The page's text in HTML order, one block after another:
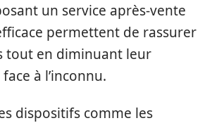
un service après-vente
permettent de rassurer
tout en diminuant leur
à l’inconnu.
dispositifs comme les